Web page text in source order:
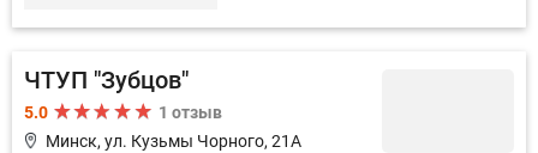
ЧТУП "Зубцов"
5.0
1 отзыв
Минск, ул. Кузьмы Чорного, 21А